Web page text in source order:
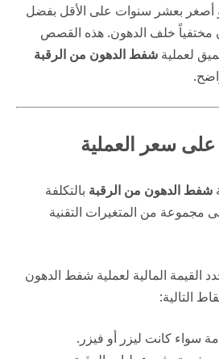
أصغر بعشر سنوات على الأقل بفضل
مختفياً خلف الدهون. هذه القصص
لعملية شفط الدهون من الرقبة
على سعر العملية
شفط الدهون من الرقبة بالتكلفة
مجموعة من المتغيرات التقنية
القيمة المالية لعملية شفط الدهون
التالية:
سواء كانت ليزر أو فيزر.